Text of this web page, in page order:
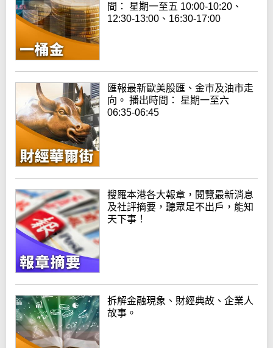
間： 星期一至五 10:00-10:20、
12:30-13:00、16:30-17:00
匯報最新歐美股匯、金市及油市走
向。 播出時間： 星期一至六
06:35-06:45
搜羅本港各大報章，閱覽最新消息
及社評摘要，聽眾足不出戶，能知
天下事！
拆解金融現象、財經典故、企業人
故事。